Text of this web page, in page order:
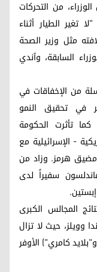
من التحركات
تغير الطيار أثناء
مثل وزير الصحة
السابقة، وآندي
من الإخفاقات في
في تحقيق النمو
تأثرت الحكومة
- الإسرائيلية مع
مضيق هرمز. وزاد من
سفيراً لدى
المجالس الكبرى
وويلز، حيث لا تزال
كامري") الأوفر